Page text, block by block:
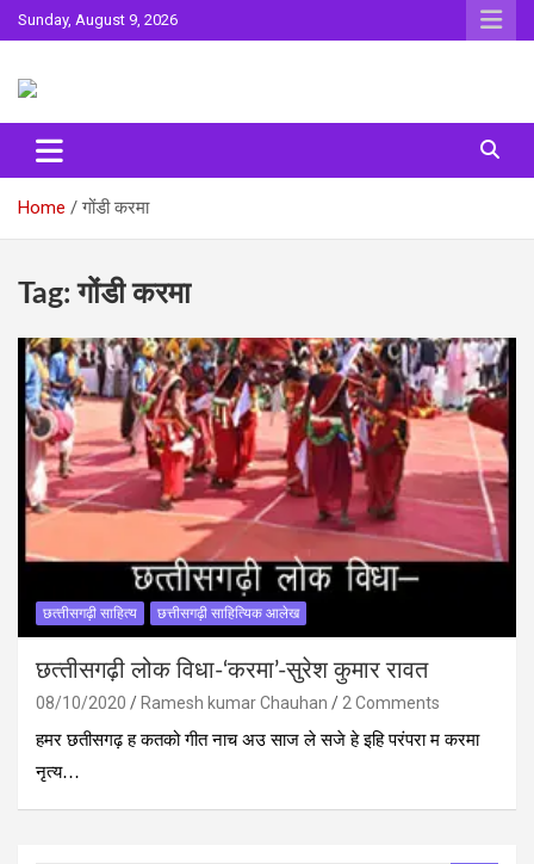
Skip
to
Sunday, August 9, 2026
Surta
Home गोंडी करमा
Tag:गोंडी करमा
छत्‍तीसगढ़ी साहित्‍य छत्तीसगढ़ी साहित्यिक आलेख
छत्‍तीसगढ़ी लोक विधा-‘करमा’-सुरेश कुमार रावत
08/10/2020 Ramesh kumar Chauhan
2 Comments
हमर छतीसगढ़ ह कतको गीत नाच अउ साज ले सजे हे इहि परंपरा म करमा
नृत्य…